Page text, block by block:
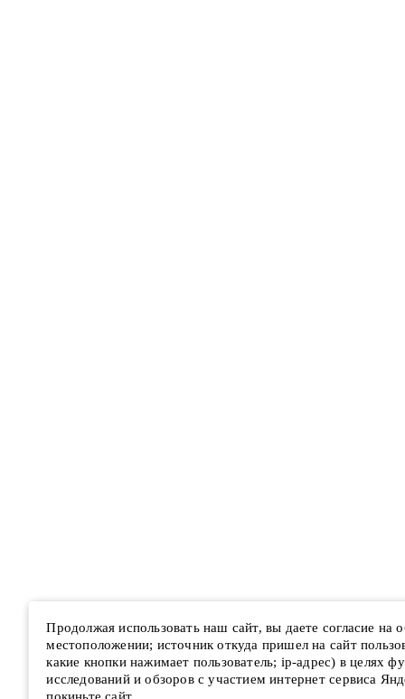
Продолжая использовать наш сайт, вы даете согласие на
местоположении; источник откуда пришел на сайт
какие кнопки нажимает пользователь; ip-адрес) в целях
исследований и обзоров с участием интернет сервиса